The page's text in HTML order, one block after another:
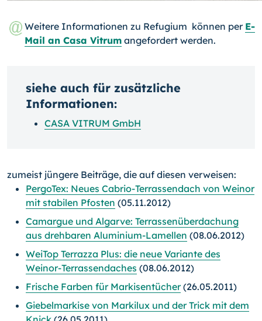
Weitere Informationen zu Refugium können per E-
Mail an Casa Vitrum angefordert werden.
siehe auch für zusätzliche
Informationen:
CASA VITRUM GmbH
zumeist jüngere Beiträge, die auf diesen verweisen:
PergoTex: Neues Cabrio-Terrassendach von Weinor
mit stabilen Pfosten (05.11.2012)
Camargue und Algarve: Terrassenüberdachung
aus drehbaren Aluminium-Lamellen (08.06.2012)
WeiTop Terrazza Plus: die neue Variante des
Weinor-Terrassendaches (08.06.2012)
Frische Farben für Markisentücher(26.05.2011)
Giebelmarkise von Markilux und der Trick mit dem